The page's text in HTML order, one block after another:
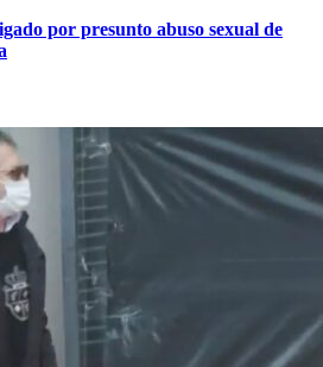
por presunto abuso sexual de